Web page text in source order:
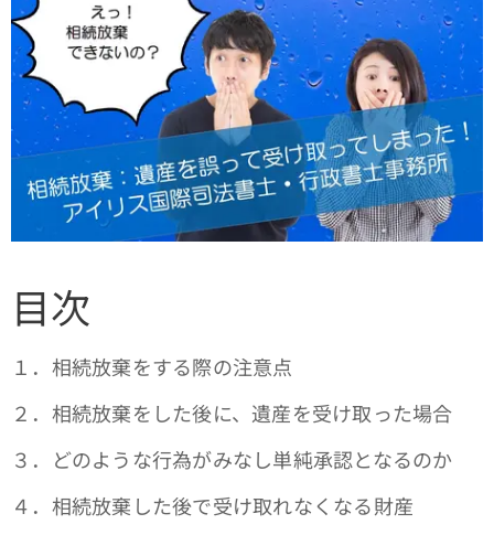
目次
１．相続放棄をする際の注意点
２．相続放棄をした後に、遺産を受け取った場合
３．どのような行為がみなし単純承認となるのか
４．相続放棄した後で受け取れなくなる財産